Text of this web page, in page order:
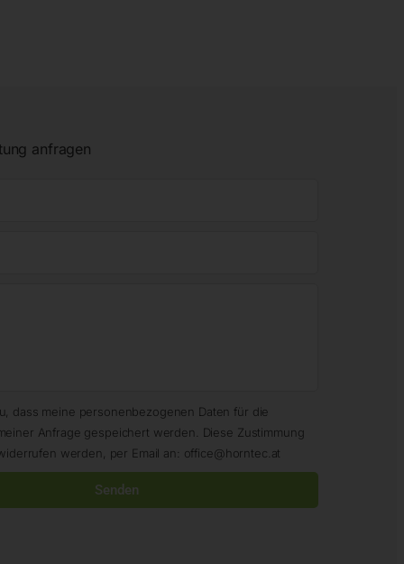
anfragen
dass meine personenbezogenen Daten für die
Anfrage gespeichert werden. Diese Zustimmung
werden, per Email an: office@horntec.at
Senden